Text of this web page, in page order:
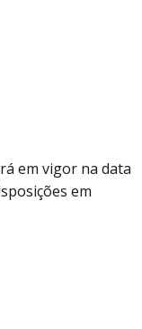
vigor na data
em